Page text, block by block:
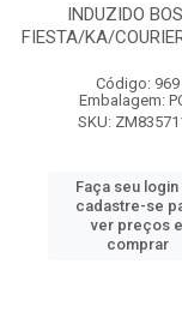
INDUZIDO
FIESTA/KA/
Código: 969
Embalagem:
SKU:
Faça seu login
cadastre-se
ver preços e
comprar